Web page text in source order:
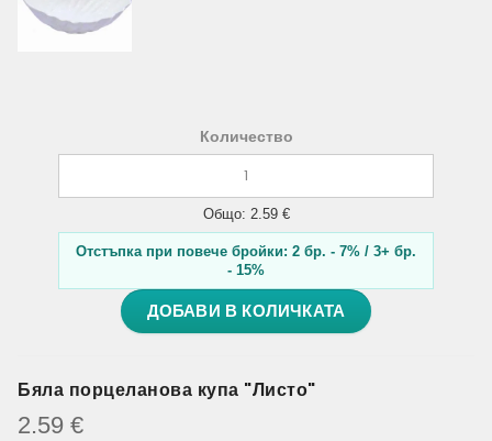
Количество
Общо: 2.59 €
Отстъпка при повече бройки: 2 бр. - 7% / 3+ бр.
- 15%
ДОБАВИ В КОЛИЧКАТА
Бяла порцеланова купа "Листо"
2.59 €